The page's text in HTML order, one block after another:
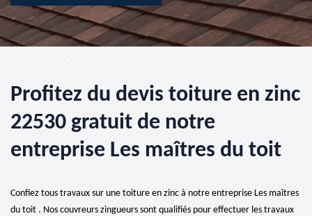
Profitez du devis toiture en zinc
22530 gratuit de notre
entreprise Les maîtres du toit
Confiez tous travaux sur une toiture en zinc à notre entreprise Les maîtres
du toit . Nos couvreurs zingueurs sont qualifiés pour effectuer les travaux